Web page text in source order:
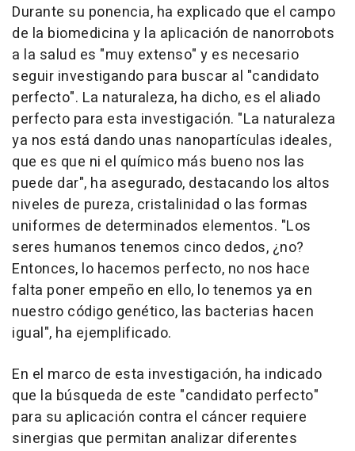
Durante su ponencia, ha explicado que el campo
de la biomedicina y la aplicación de nanorrobots
a la salud es "muy extenso" y es necesario
seguir investigando para buscar al "candidato
perfecto". La naturaleza, ha dicho, es el aliado
perfecto para esta investigación. "La naturaleza
ya nos está dando unas nanopartículas ideales,
que es que ni el químico más bueno nos las
puede dar", ha asegurado, destacando los altos
niveles de pureza, cristalinidad o las formas
uniformes de determinados elementos. "Los
seres humanos tenemos cinco dedos, ¿no?
Entonces, lo hacemos perfecto, no nos hace
falta poner empeño en ello, lo tenemos ya en
nuestro código genético, las bacterias hacen
igual", ha ejemplificado.
En el marco de esta investigación, ha indicado
que la búsqueda de este "candidato perfecto"
para su aplicación contra el cáncer requiere
sinergias que permitan analizar diferentes